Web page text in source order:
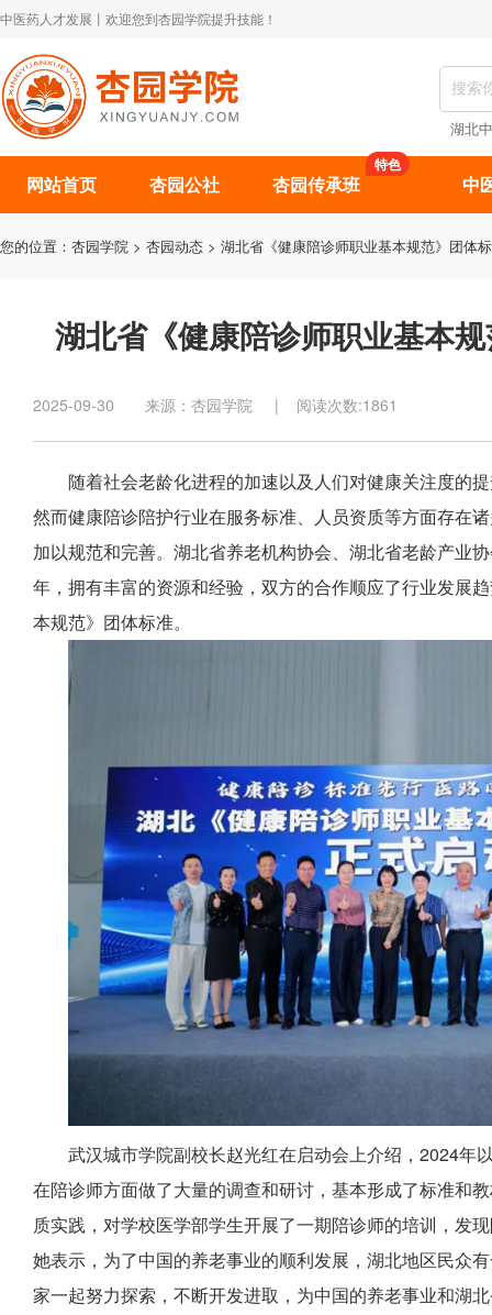
中医药人才发展丨欢迎您到杏园学院提升技能！
湖北
网站首页 杏园公社 杏园传承班
特色
中
您的位置： 杏园学院 > 杏园动态 > 湖北省《健康陪诊师职业基本规范》团体
湖北省《健康陪诊师职业基本
2025-09-30 来源：杏园学院 | 阅读次数:1861
随着社会老龄化进程的加速以及人们对健康关注度的
然而健康陪诊陪护行业在服务标准、人员资质等方面存在
加以规范和完善。湖北省养老机构协会、湖北省老龄产业
年，拥有丰富的资源和经验，双方的合作顺应了行业发展
本规范》团体标准。
武汉城市学院副校长赵光红在启动会上介绍，2024年
在陪诊师方面做了大量的调查和研讨，基本形成了标准和
质实践，对学校医学部学生开展了一期陪诊师的培训，发
她表示，为了中国的养老事业的顺利发展，湖北地区民众
家一起努力探索，不断开发进取，为中国的养老事业和湖